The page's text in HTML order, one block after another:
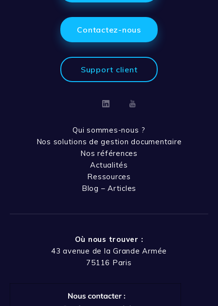
Contactez-nous
Support client
LinkedinYoutube
Qui sommes-nous ?
Nos solutions de gestion documentaire
Nos références
Actualités
Ressources
Blog – Articles
Où nous trouver :
43 avenue de la Grande Armée
75116 Paris